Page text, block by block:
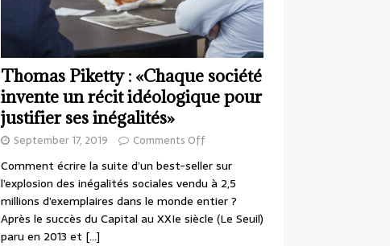
Thomas Piketty : «Chaque société
invente un récit idéologique pour
justifier ses inégalités»
September 17, 2019 Comments Off
Comment écrire la suite d’un best-seller sur
l’explosion des inégalités sociales vendu à 2,5
millions d’exemplaires dans le monde entier ?
Après le succès du Capital au XXIe siècle (Le Seuil)
paru en 2013 et […]